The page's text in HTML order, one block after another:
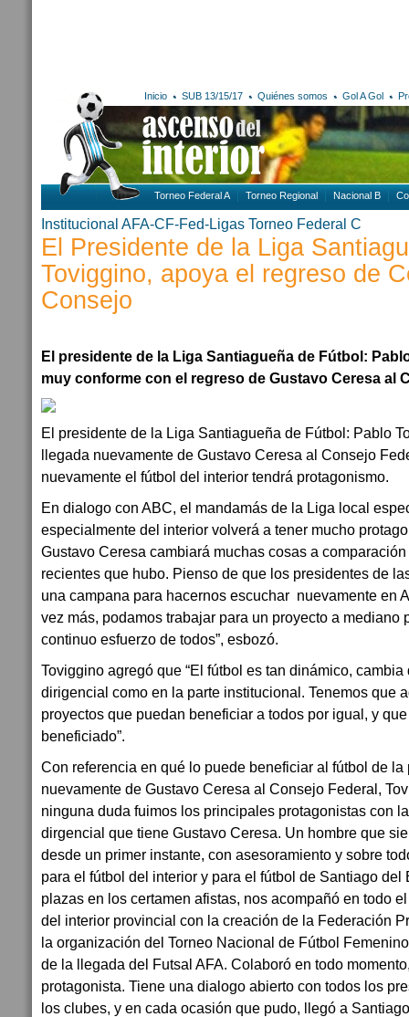
Inicio SUB 13/15/17 Quiénes somos Gol A Gol
Torneo Federal A Torneo Regional Nacional B
Institucional AFA-CF-Fed-Ligas Torneo Federal C
El Presidente de la Liga
Toviggino, apoya el regreso de
Consejo
El presidente de la Liga Santiagueña de Fútbol:
muy conforme con el regreso de Gustavo Ceresa al
El presidente de la Liga Santiagueña de Fútbol: Pablo
llegada nuevamente de Gustavo Ceresa al Consejo
nuevamente el fútbol del interior tendrá protagonismo.
En dialogo con ABC, el mandamás de la Liga local
especialmente del interior volverá a tener mucho
Gustavo Ceresa cambiará muchas cosas a
recientes que hubo. Pienso de que los presidentes de
una campana para hacernos escuchar nuevamente en
vez más, podamos trabajar para un proyecto a mediano
continuo esfuerzo de todos”, esbozó.
Toviggino agregó que “El fútbol es tan dinámico,
dirigencial como en la parte institucional. Tenemos que
proyectos que puedan beneficiar a todos por igual, y
beneficiado”.
Con referencia en qué lo puede beneficiar al fútbol de
nuevamente de Gustavo Ceresa al Consejo Federal,
ninguna duda fuimos los principales protagonistas con
dirgencial que tiene Gustavo Ceresa. Un hombre que
desde un primer instante, con asesoramiento y sobre
para el fútbol del interior y para el fútbol de Santiago del
plazas en los certamen afistas, nos acompañó en todo
del interior provincial con la creación de la Federación
la organización del Torneo Nacional de Fútbol
de la llegada del Futsal AFA. Colaboró en todo
protagonista. Tiene una dialogo abierto con todos los
los clubes, y en cada ocasión que pudo, llegó a